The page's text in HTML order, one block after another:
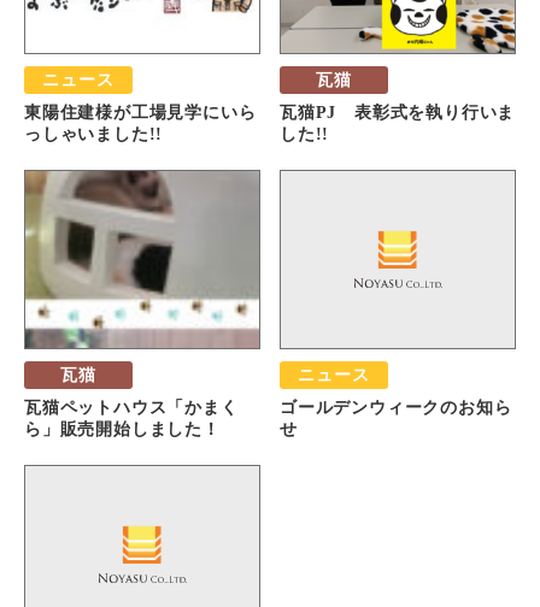
ニュース
東陽住建様が工場見学にいら
っしゃいました!!
瓦猫
瓦猫PJ 表彰式を執り行いま
した!!
瓦猫
瓦猫ペットハウス「かまく
ら」販売開始しました！
ニュース
ゴールデンウィークのお知ら
せ